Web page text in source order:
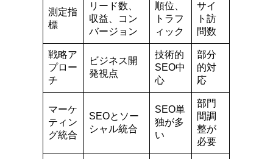
測定指
標
リード数、
収益、コン
バージョン
順位、
トラフ
ィック
サイ
ト訪
問数
戦略ア
プロー
チ
ビジネス開
発視点
技術的
SEO中
心
部分
的対
応
マーケ
ティン
グ統合
SEOとソー
シャル統合
SEO単
独が多
い
部門
間調
整が
必要